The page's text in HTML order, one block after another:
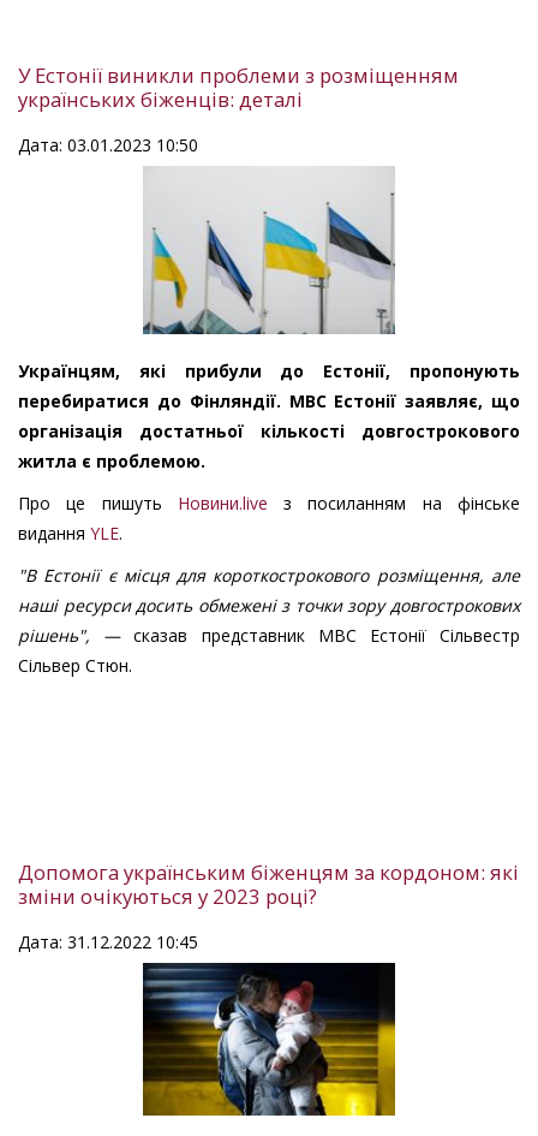
У Естонії виникли проблеми з розміщенням
українських біженців: деталі
Дата: 03.01.2023 10:50
Українцям, які прибули до Естонії, пропонують
перебиратися до Фінляндії. МВС Естонії заявляє, що
організація достатньої кількості довгострокового
житла є проблемою.
Про це пишуть Новини.live з посиланням на фінське
видання YLE.
"В Естонії є місця для короткострокового розміщення, але
наші ресурси досить обмежені з точки зору довгострокових
рішень", —сказав представник МВС Естонії Сільвестр
Сільвер Стюн.
Допомога українським біженцям за кордоном: які
зміни очікуються у 2023 році?
Дата: 31.12.2022 10:45